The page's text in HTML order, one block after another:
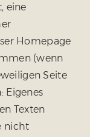
eine
Homepage
(wenn
Seite
Eigenes
Texten
nicht